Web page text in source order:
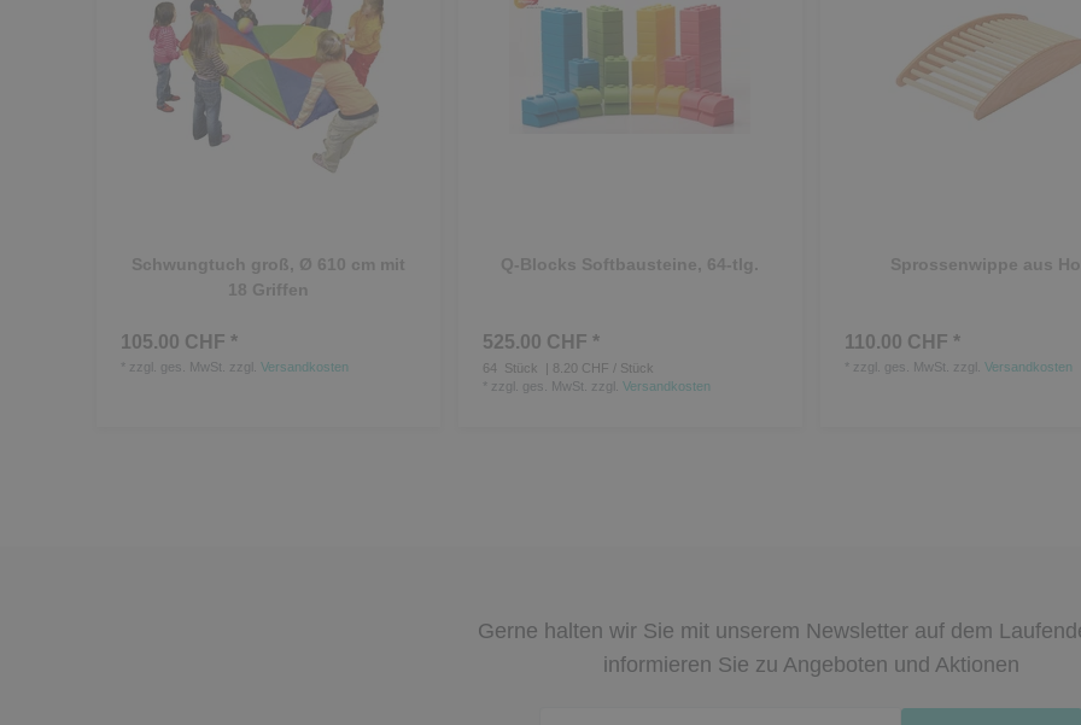
Schwungtuch groß, Ø 610 cm mit
18 Griffen
105.00 CHF *
zzgl. ges. MwSt. zzgl. Versandkosten
Q-Blocks Softbausteine, 64-tlg.
525.00 CHF *
64 Stück
| 8.20 CHF / Stück
zzgl. ges. MwSt. zzgl. Versandkosten
Sprossenwippe aus
110.00 CHF *
zzgl. ges. MwSt. zzgl. Versandkosten
Gerne halten wir Sie mit unserem Newsletter auf dem
informieren Sie zu Angeboten und Aktionen